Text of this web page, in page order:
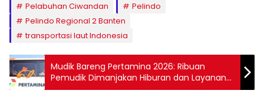
Pelabuhan Ciwandan
Pelindo
Pelindo Regional 2 Banten
transportasi laut Indonesia
Mudik Bareng Pertamina 2026: Ribuan
Pemudik Dimanjakan Hiburan dan Layanan
Gratis